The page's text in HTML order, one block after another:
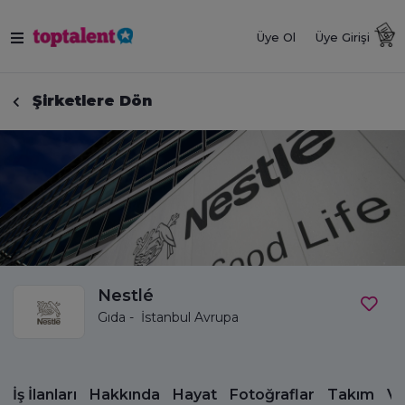
Üye Ol Üye Girişi
Şirketlere Dön
Nestlé
Gıda - İstanbul Avrupa
İş İlanları Hakkında Hayat Fotoğraflar Takım